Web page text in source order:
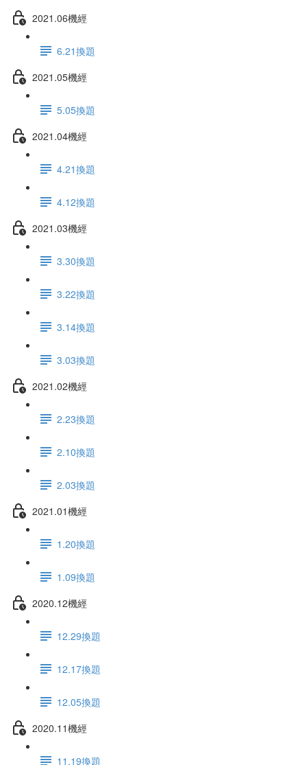
2021.06機經
6.21換題
2021.05機經
5.05換題
2021.04機經
4.21換題
4.12換題
2021.03機經
3.30換題
3.22換題
3.14換題
3.03換題
2021.02機經
2.23換題
2.10換題
2.03換題
2021.01機經
1.20換題
1.09換題
2020.12機經
12.29換題
12.17換題
12.05換題
2020.11機經
11.19換題